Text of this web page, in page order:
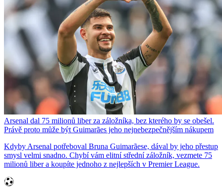
Arsenal dal 75 milionů liber za záložníka, bez kterého by se obešel.
Právě proto může být Guimarães jeho nejnebezpečnějším nákupem
Kdyby Arsenal potřeboval Bruna Guimarãese, dával by jeho přestup
smysl velmi snadno. Chybí vám elitní střední záložník, vezmete 75
milionů liber a koupíte jednoho z nejlepších v Premier League.